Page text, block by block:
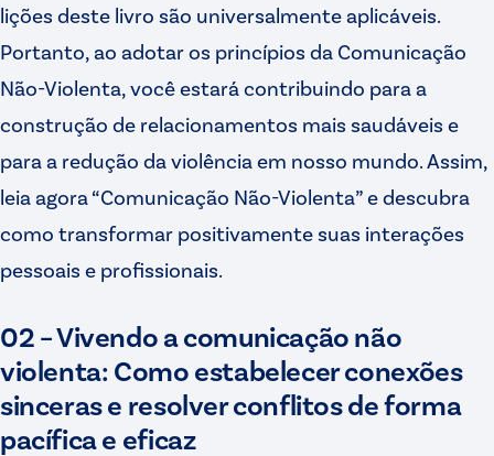
lições deste livro são universalmente aplicáveis.
Portanto, ao adotar os princípios da Comunicação
Não-Violenta, você estará contribuindo para a
construção de relacionamentos mais saudáveis e
para a redução da violência em nosso mundo. Assim,
leia agora “Comunicação Não-Violenta” e descubra
como transformar positivamente suas interações
pessoais e profissionais.
02 – Vivendo a comunicação não
violenta: Como estabelecer conexões
sinceras e resolver conflitos de forma
pacífica e eficaz